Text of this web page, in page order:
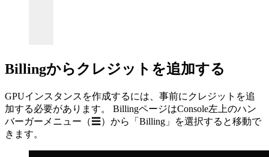
Billingからクレジットを追加する
GPUインスタンスを作成するには、事前にクレジットを追
加する必要があります。 BillingページはConsole左上のハン
バーガーメニュー（☰）から「Billing」を選択すると移動で
きます。